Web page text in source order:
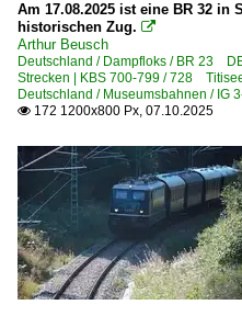
Am 17.08.2025 ist eine BR 32 in
historischen Zug. 
Arthur Beusch
Deutschland / Dampfloks / BR 23
Strecken | KBS 700-799 / 728
Deutschland / Museumsbahnen / IG
 172 1200x800 Px, 07.10.2025